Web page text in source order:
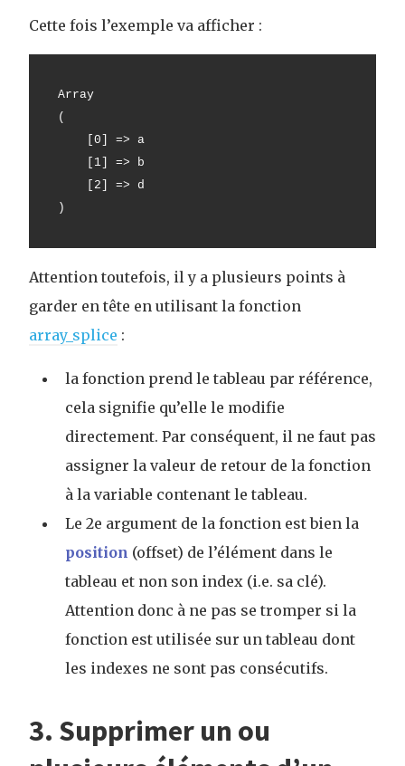
Cette fois l’exemple va afficher :
Array
(
    [0] => a
    [1] => b
    [2] => d
)
Attention toutefois, il y a plusieurs points à
garder en tête en utilisant la fonction
array_splice :
la fonction prend le tableau par référence,
cela signifie qu’elle le modifie
directement. Par conséquent, il ne faut pas
assigner la valeur de retour de la fonction
à la variable contenant le tableau.
Le 2e argument de la fonction est bien la
position (offset) de l’élément dans le
tableau et non son index (i.e. sa clé).
Attention donc à ne pas se tromper si la
fonction est utilisée sur un tableau dont
les indexes ne sont pas consécutifs.
3. Supprimer un ou